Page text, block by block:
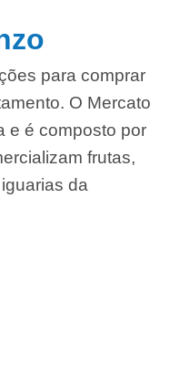
para comprar
O Mercato
e é composto por
frutas,
da